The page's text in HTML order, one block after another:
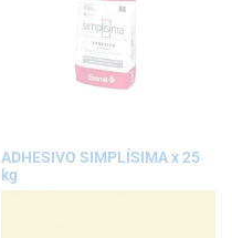
ADHESIVO SIMPLÍSIMA x 25
kg